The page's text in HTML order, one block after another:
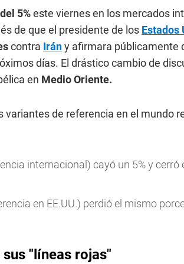
5%este viernes en los mercados
de que el presidente de los Estados
contra Irány afirmara públicamente
días. El drástico cambio de
en Medio Oriente.
variantes de referencia en el mundo
internacional) cayó un 5% y cerró
en EE.UU.) perdió el mismo
"líneas rojas"